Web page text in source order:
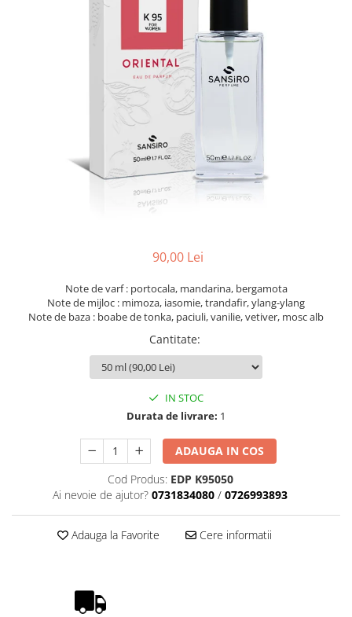
90,00 Lei
Note de varf : portocala, mandarina, bergamota
Note de mijloc : mimoza, iasomie, trandafir, ylang-ylang
Note de baza : boabe de tonka, paciuli, vanilie, vetiver, mosc alb
Cantitate:
IN STOC
Durata de livrare: 1
ADAUGA IN COS
Cod Produs: EDP K95050
Ai nevoie de ajutor? 0731834080 / 0726993893
Adauga la Favorite Cere informatii